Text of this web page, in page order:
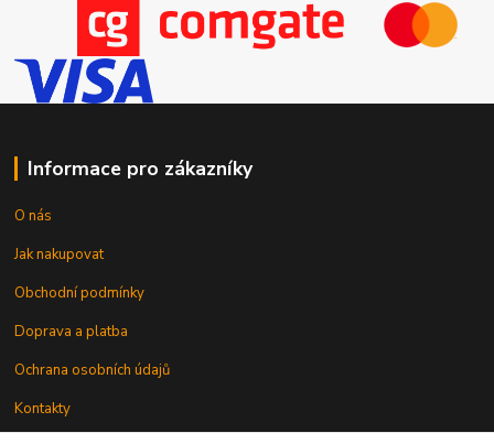
Informace pro zákazníky
O nás
Jak nakupovat
Obchodní podmínky
Doprava a platba
Ochrana osobních údajů
Kontakty